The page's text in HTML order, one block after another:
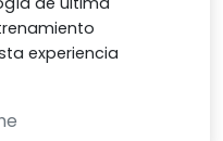
experiencia